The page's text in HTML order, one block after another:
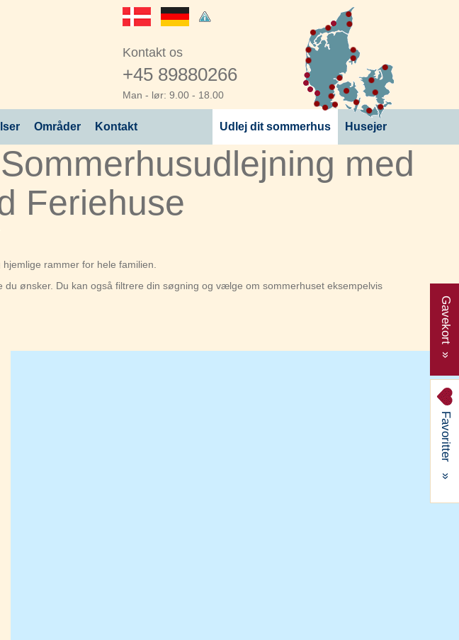
Kontakt os
+45 89880266
Man - lør: 9.00 - 18.00
Områder Kontakt Husejer
Udlej dit sommerhus
Favoritter
»
Gavekort »
med
Feriehuse
rammer for hele familien.
ønsker. Du kan også filtrere din søgning og vælge om sommerhuset eksempelvis